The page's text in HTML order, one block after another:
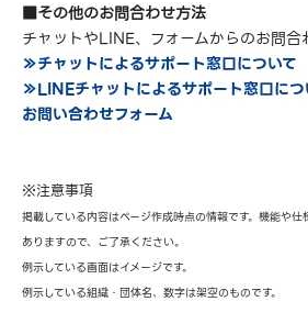
■その他のお問合わせ方法
チャットやLINE、フォームからのお問合
≫チャットによるサポート窓口について
≫LINEチャットによるサポート窓口につ
お問い合わせフォーム
※注意事項
掲載している内容はページ作成時点の情報です。機能や
ありますので、ご了承ください。
例示している画面はイメージです。
例示している組織・団体名、数字は架空のものです。